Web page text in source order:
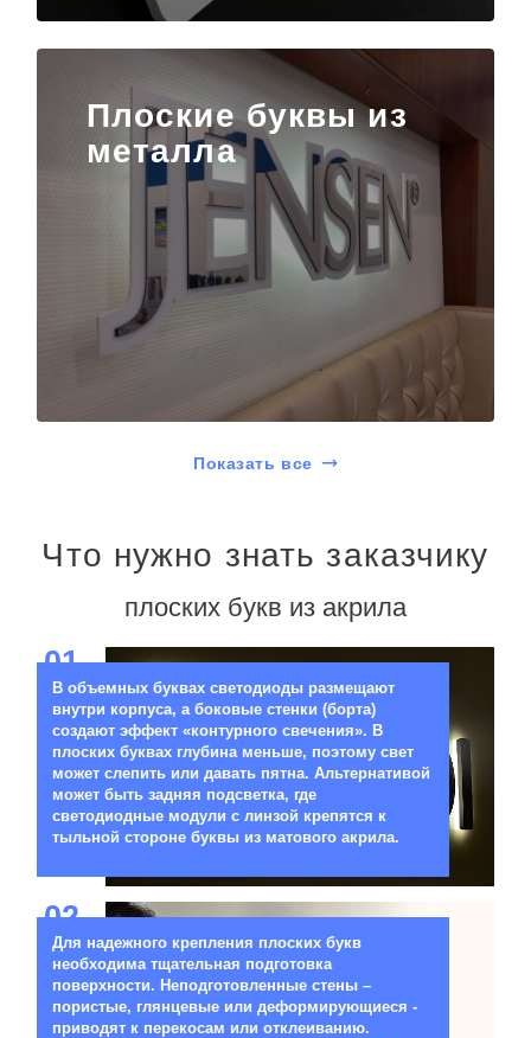
Плоские буквы из
металла
Показать все
Что нужно знать заказчику
плоских букв из акрила
01
В объемных буквах светодиоды размещают
внутри корпуса, а боковые стенки (борта)
создают эффект «контурного свечения». В
плоских буквах глубина меньше, поэтому свет
может слепить или давать пятна. Альтернативой
может быть задняя подсветка, где
светодиодные модули с линзой крепятся к
тыльной стороне буквы из матового акрила.
02
Для надежного крепления плоских букв
необходима тщательная подготовка
поверхности. Неподготовленные стены –
пористые, глянцевые или деформирующиеся -
приводят к перекосам или отклеиванию.